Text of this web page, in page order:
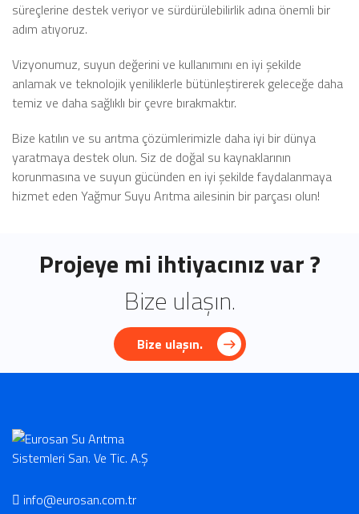
süreçlerine destek veriyor ve sürdürülebilirlik adına önemli bir
adım atıyoruz.
Vizyonumuz, suyun değerini ve kullanımını en iyi şekilde
anlamak ve teknolojik yeniliklerle bütünleştirerek geleceğe daha
temiz ve daha sağlıklı bir çevre bırakmaktır.
Bize katılın ve su arıtma çözümlerimizle daha iyi bir dünya
yaratmaya destek olun. Siz de doğal su kaynaklarının
korunmasına ve suyun gücünden en iyi şekilde faydalanmaya
hizmet eden Yağmur Suyu Arıtma ailesinin bir parçası olun!
Projeye mi ihtiyacınız var ?
Bize ulaşın.
Bize ulaşın.
info@eurosan.com.tr